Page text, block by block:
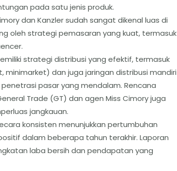
pada satu jenis produk.
dan Kanzler sudah sangat dikenal luas di
oleh strategi pemasaran yang kuat, termasuk
strategi distribusi yang efektif, termasuk
dan juga jaringan distribusi mandiri
pasar yang mendalam. Rencana
Trade (GT) dan agen Miss Cimory juga
jangkauan.
konsisten menunjukkan pertumbuhan
dalam beberapa tahun terakhir. Laporan
laba bersih dan pendapatan yang